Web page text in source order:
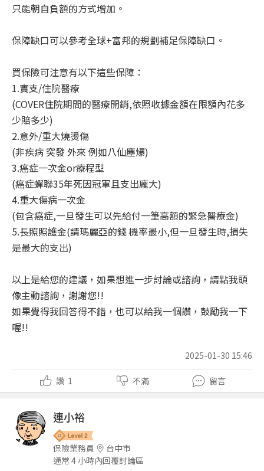
只能朝自負額的方式增加。
保障缺口可以參考全球+富邦的規劃補足保障缺口。
買保險可注意有以下這些保障：
1.實支/住院醫療
(COVER住院期間的醫療開銷,依照收據金額在限額內花多
少賠多少)
2.意外/重大燒燙傷
(非疾病 突發 外來 例如八仙塵爆)
3.癌症一次金or療程型
(癌症蟬聯35年死因冠軍且支出龐大)
4.重大傷病一次金
(包含癌症,一旦發生可以先給付一筆高額的緊急醫療金)
5.長照照護金(請瑪麗亞的錢 機率最小,但一旦發生時,損失
是最大的支出)
以上是給您的建議，如果想進一步討論或諮詢，請點我頭
像主動諮詢，謝謝您!!
如果覺得我回答得不錯，也可以給我一個讚，鼓勵我一下
喔!!
2025-01-30 15:46
讚 1 不滿 留言
連小裕
保險業務員
台中市
通常 4 小時內回覆討論區